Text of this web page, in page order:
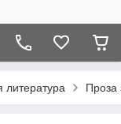
литература Проза